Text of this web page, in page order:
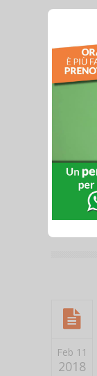
Feb 11
2018